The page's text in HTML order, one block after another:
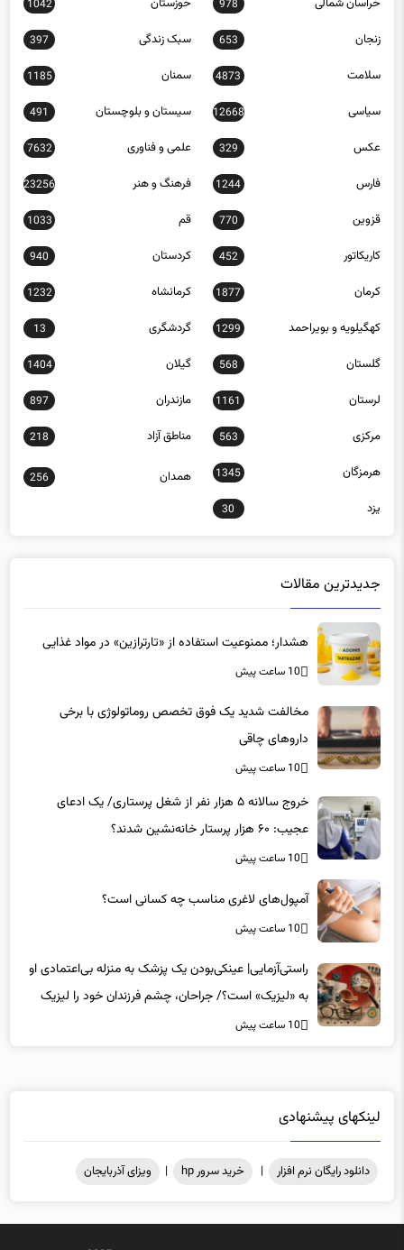
خراسان شمالی 978 خوزستان 1042
زنجان 653 سبک زندگی 397
سلامت 4873 سمنان 1185
سیاسی 12668 سیستان و بلوچستان 491
عکس 329 علمی و فناوری 7632
فارس 1244 فرهنگ و هنر 23256
قزوین 770 قم 1033
کاریکاتور 452 کردستان 940
کرمان 1877 کرمانشاه 1232
کهگیلویه و بویراحمد 1299 گردشگری 13
گلستان 568 گیلان 1404
لرستان 1161 مازندران 897
مرکزی 563 مناطق آزاد 218
هرمزگان 1345 همدان 256
یزد 30
جدیدترین مقالات
هشدار؛ ممنوعیت استفاده از «تارترازین» در مواد غذایی
10 ساعت پیش
مخالفت شدید یک فوق تخصص روماتولوژی با برخی
داروهای چاقی
10 ساعت پیش
خروج سالانه ۵ هزار نفر از شغل پرستاری/ یک ادعای
عجیب: ۶۰ هزار پرستار خانه‌نشین شدند؟
10 ساعت پیش
آمپول‌های لاغری مناسب چه کسانی است؟
10 ساعت پیش
راستی‌آزمایی| عینکی‌بودن یک پزشک به منزله بی‌اعتمادی او
به «لیزیک» است؟/ جراحان، چشم فرزندان خود را لیزیک
می‌کنند؟
10 ساعت پیش
لینکهای پیشنهادی
دانلود رایگان نرم افزار | خرید سرور hp | ویزای آذربایجان